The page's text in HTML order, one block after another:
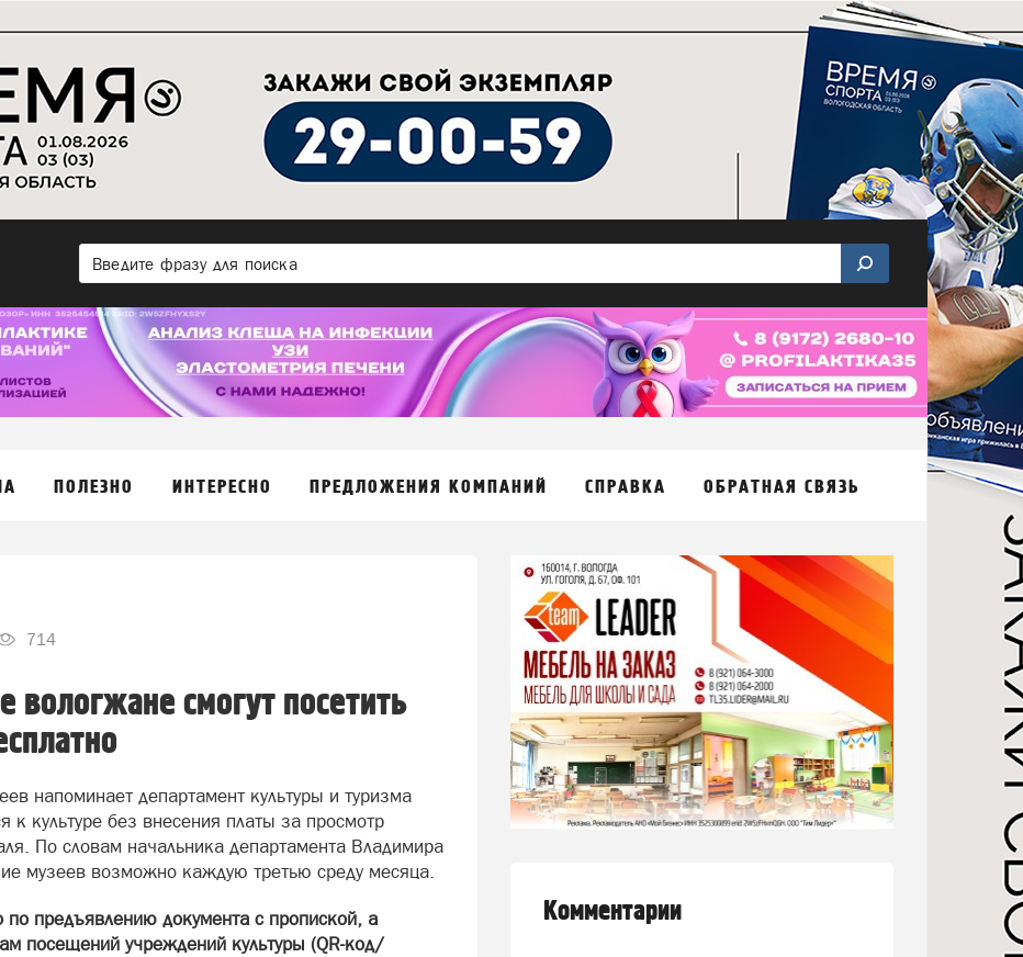
ПОЛЕЗНО ИНТЕРЕСНО ПРЕДЛОЖЕНИЯ КОМПАНИЙ СПРАВКА ОБРАТНАЯ СВЯЗЬ
714
смогут посетить
напоминает департамент культуры и туризма
к культуре без внесения платы за просмотр
По словам начальника департамента Владимира
музеев возможно каждую третью среду месяца.
предъявлению документа с пропиской, а
посещений учреждений культуры (QR-код/
Комментарии